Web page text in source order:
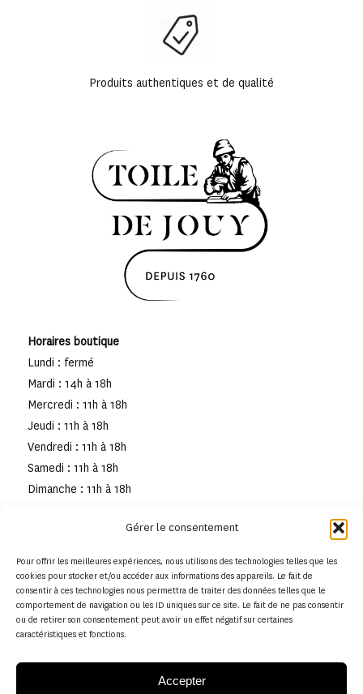
Gérer le consentement
Pour offrir les meilleures expériences, nous utilisons des technologies telles que les
cookies pour stocker et/ou accéder aux informations des appareils. Le fait de
consentir à ces technologies nous permettra de traiter des données telles que le
comportement de navigation ou les ID uniques sur ce site. Le fait de ne pas consentir
ou de retirer son consentement peut avoir un effet négatif sur certaines
caractéristiques et fonctions.
Accepter
Produits authentiques et de qualité
Horaires boutique
Lundi : fermé
Mardi : 14h à 18h
Mercredi : 11h à 18h
Jeudi : 11h à 18h
Vendredi : 11h à 18h
Samedi : 11h à 18h
Dimanche : 11h à 18h